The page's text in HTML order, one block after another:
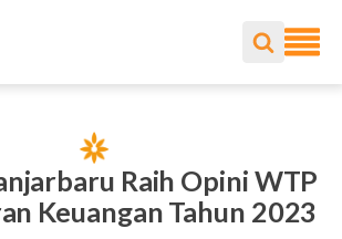
Raih Opini WTP
Keuangan Tahun 2023